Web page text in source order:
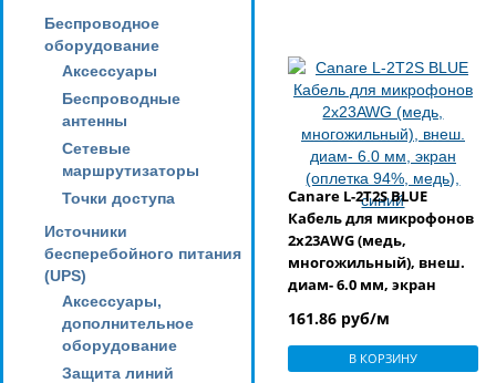
Беспроводное
оборудование
Аксессуары
Беспроводные
антенны
Сетевые
маршрутизаторы
Точки доступа
Источники
бесперебойного питания
(UPS)
Аксессуары,
дополнительное
оборудование
Защита линий
Canare L-2T2S BLUE
Кабель для микрофонов
2x23AWG (медь,
многожильный), внеш.
диам- 6.0 мм, экран
синий
161.86 руб/м
В КОРЗИНУ